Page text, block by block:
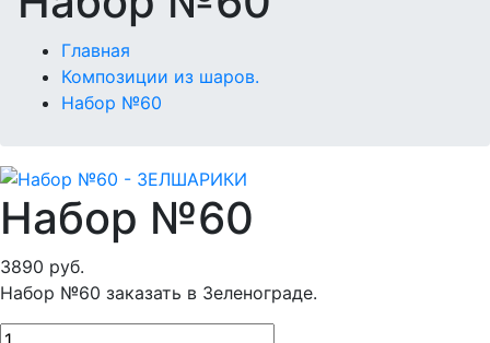
Главная
Композиции из шаров.
Набор №60
Набор №60
3890 руб.
Набор №60 заказать в Зеленограде.